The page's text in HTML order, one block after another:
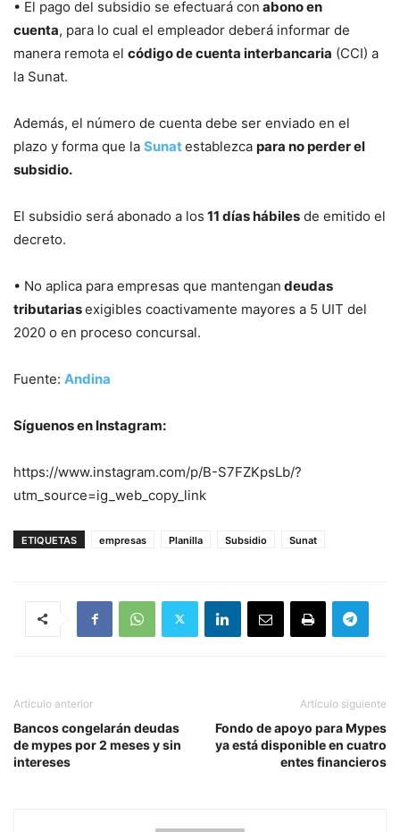
• El pago del subsidio se efectuará con abono en
cuenta, para lo cual el empleador deberá informar de
manera remota el código de cuenta interbancaria (CCI) a
la Sunat.
Además, el número de cuenta debe ser enviado en el
plazo y forma que la Sunatestablezca para no perder el
subsidio.
El subsidio será abonado a los 11 días hábiles de emitido el
decreto.
• No aplica para empresas que mantengan deudas
tributariasexigibles coactivamente mayores a 5 UIT del
2020 o en proceso concursal.
Fuente: Andina
Síguenos en Instagram:
https://www.instagram.com/p/B-S7FZKpsLb/?
utm_source=ig_web_copy_link
ETIQUETAS empresas Planilla Subsidio Sunat
Artículo anterior
Bancos congelarán deudas
de mypes por 2 meses y sin
intereses
Artículo siguiente
Fondo de apoyo para Mypes
ya está disponible en cuatro
entes financieros